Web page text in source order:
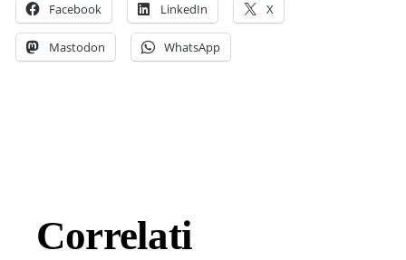
Facebook LinkedIn X
Mastodon WhatsApp
Correlati